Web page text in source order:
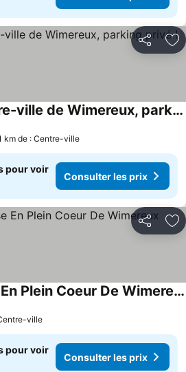
Partager
La GAIVOTA, centre-ville de Wimereux, parking privé !
km de : Centre-ville
pour voir
Consulter les prix
Partager
Superbe Terrasse En Plein Coeur De Wimereux
ville
pour voir
Consulter les prix